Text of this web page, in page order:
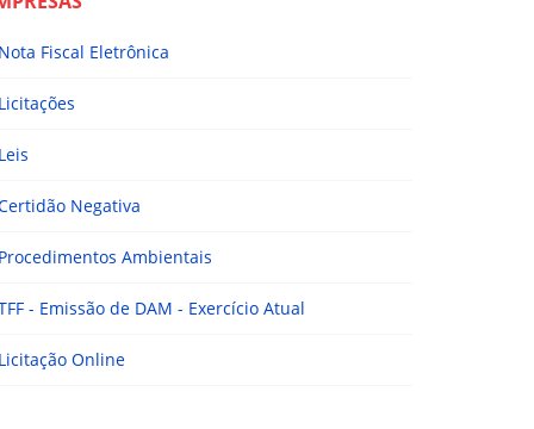
Fiscal Eletrônica
Negativa
Ambientais
- Emissão de DAM - Exercício Atual
Online